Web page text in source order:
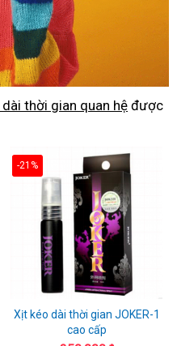
thời gian quan hệ được
-21%
Xịt kéo dài thời gian JOKER-1
cao cấp